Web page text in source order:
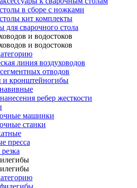
в сборе с ножками
кит комплекты
сварочного стола
и водостоков
и водостоков
линия воздуховодов
отводов
и кронштейногибы
ребер жесткости
машинки
станки
пресса